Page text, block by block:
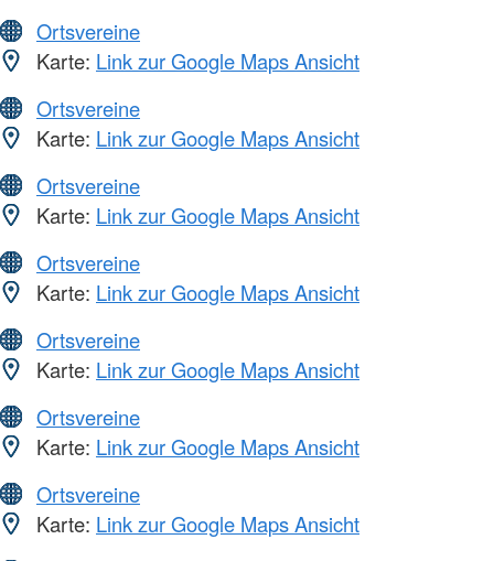
Ortsvereine
Karte: Link zur Google Maps Ansicht
Ortsvereine
Karte: Link zur Google Maps Ansicht
Ortsvereine
Karte: Link zur Google Maps Ansicht
Ortsvereine
Karte: Link zur Google Maps Ansicht
Ortsvereine
Karte: Link zur Google Maps Ansicht
Ortsvereine
Karte: Link zur Google Maps Ansicht
Ortsvereine
Karte: Link zur Google Maps Ansicht